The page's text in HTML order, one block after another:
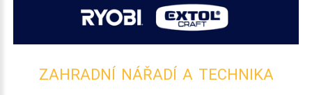
ZAHRADNÍ NÁŘADÍ A TECHNIKA